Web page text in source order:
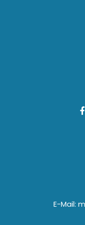
E-Mail: